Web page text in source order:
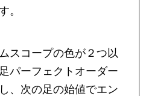
。
スコープの色が２つ以
パーフェクトオーダー
、次の足の始値でエン